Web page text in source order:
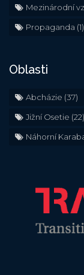
Mezinárodní
Propaganda (1)
Oblasti
Abcházie (37)
Jižní Osetie (22)
Náhorní